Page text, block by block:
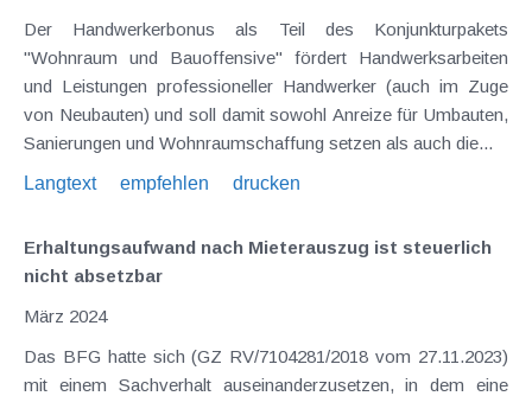
Der Handwerkerbonus als Teil des Konjunkturpakets
"Wohnraum und Bauoffensive" fördert Handwerksarbeiten
und Leistungen professioneller Handwerker (auch im Zuge
von Neubauten) und soll damit sowohl Anreize für Umbauten,
Sanierungen und Wohnraumschaffung setzen als auch die...
Langtext
empfehlen drucken
Erhaltungsaufwand nach Mieterauszug ist steuerlich
nicht absetzbar
März 2024
Das BFG hatte sich (GZ RV/7104281/2018 vom 27.11.2023)
mit einem Sachverhalt auseinanderzusetzen, in dem eine